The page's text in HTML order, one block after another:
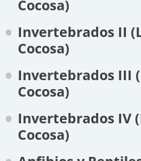
Cocosa)
Invertebrados II
Cocosa)
Invertebrados III
Cocosa)
Invertebrados IV
Cocosa)